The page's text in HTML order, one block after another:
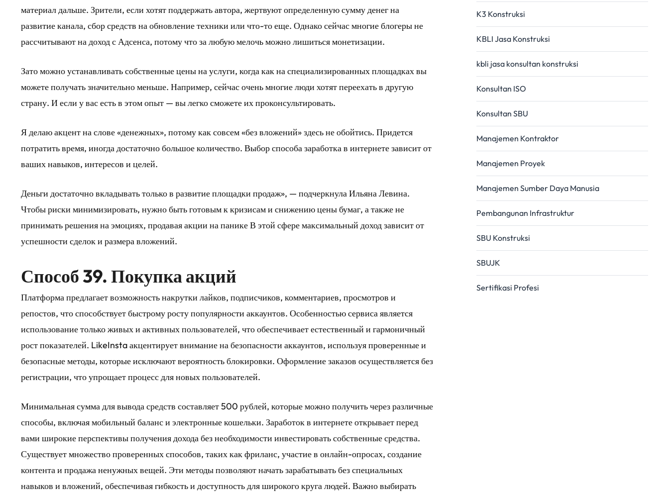
материал дальше. Зрители, если хотят поддержать автора, жертвуют определенную сумму денег на
развитие канала, сбор средств на обновление техники или что-то еще. Однако сейчас многие блогеры не
рассчитывают на доход с Адсенса, потому что за любую мелочь можно лишиться монетизации.
Зато можно устанавливать собственные цены на услуги, когда как на специализированных площадках вы
можете получать значительно меньше. Например, сейчас очень многие люди хотят переехать в другую
страну. И если у вас есть в этом опыт — вы легко сможете их проконсультировать.
Я делаю акцент на слове «денежных», потому как совсем «без вложений» здесь не обойтись. Придется
потратить время, иногда достаточно большое количество. Выбор способа заработка в интернете зависит от
ваших навыков, интересов и целей.
Деньги достаточно вкладывать только в развитие площадки продаж», — подчеркнула Ильяна Левина.
Чтобы риски минимизировать, нужно быть готовым к кризисам и снижению цены бумаг, а также не
принимать решения на эмоциях, продавая акции на панике В этой сфере максимальный доход зависит от
успешности сделок и размера вложений.
Способ 39. Покупка акций
Платформа предлагает возможность накрутки лайков, подписчиков, комментариев, просмотров и
репостов, что способствует быстрому росту популярности аккаунтов. Особенностью сервиса является
использование только живых и активных пользователей, что обеспечивает естественный и гармоничный
рост показателей. LikeInsta акцентирует внимание на безопасности аккаунтов, используя проверенные и
безопасные методы, которые исключают вероятность блокировки. Оформление заказов осуществляется без
регистрации, что упрощает процесс для новых пользователей.
Минимальная сумма для вывода средств составляет 500 рублей, которые можно получить через различные
способы, включая мобильный баланс и электронные кошельки. Заработок в интернете открывает перед
вами широкие перспективы получения дохода без необходимости инвестировать собственные средства.
Существует множество проверенных способов, таких как фриланс, участие в онлайн-опросах, создание
контента и продажа ненужных вещей. Эти методы позволяют начать зарабатывать без специальных
навыков и вложений, обеспечивая гибкость и доступность для широкого круга людей. Важно выбирать
K3 Konstruksi
KBLI Jasa Konstruksi
kbli jasa konsultan konstruksi
Konsultan ISO
Konsultan SBU
Manajemen Kontraktor
Manajemen Proyek
Manajemen Sumber Daya Manusia
Pembangunan Infrastruktur
SBU Konstruksi
SBUJK
Sertifikasi Profesi